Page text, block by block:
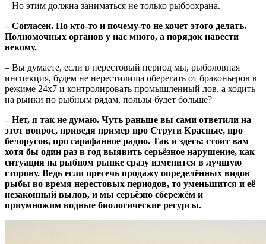
– Но этим должна заниматься не только рыбоохрана.
– Согласен. Но кто-то и почему-то не хочет этого делать.
Полномочных органов у нас много, а порядок навести
некому.
– Вы думаете, если в нерестовый период мы, рыболовная
инспекция, будем не нерестилища оберегать от браконьеров в
режиме 24х7 и контролировать промышленный лов, а ходить
на рынки по рыбным рядам, пользы будет больше?
– Нет, я так не думаю. Чуть раньше вы сами ответили на
этот вопрос, приведя пример про Струги Красные, про
белорусов, про сарафанное радио. Так и здесь: стоит вам
хотя бы один раз в год выявить серьёзное нарушение, как
ситуация на рыбном рынке сразу изменится в лучшую
сторону. Ведь если пресечь продажу определённых видов
рыбы во время нерестовых периодов, то уменьшится и её
незаконный вылов, и мы серьёзно сбережём и
приумножим водные биологические ресурсы.